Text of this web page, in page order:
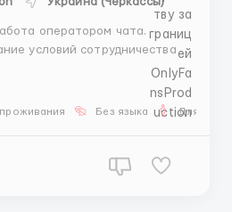
оператором чата.
условий сотрудничества,
Требуется ПК или
6/1 по 8 часов. Быстрый
Без языка Для